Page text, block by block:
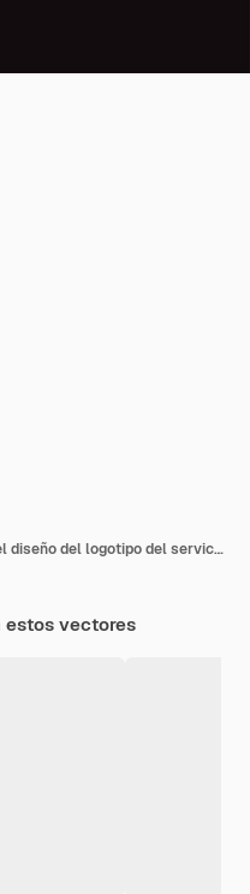
Ilustración gráfica vectorial del diseño del logotipo del servicio de remolque y recuperación
estos vectores